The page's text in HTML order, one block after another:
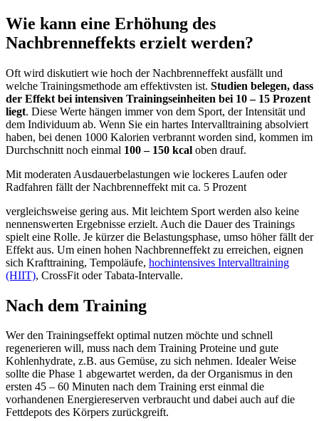
Wie kann eine Erhöhung des
Nachbrenneffekts erzielt werden?
Oft wird diskutiert wie hoch der Nachbrenneffekt ausfällt und
welche Trainingsmethode am effektivsten ist. Studien belegen, dass
der Effekt bei intensiven Trainingseinheiten bei 10 – 15 Prozent
liegt. Diese Werte hängen immer von dem Sport, der Intensität und
dem Individuum ab. Wenn Sie ein hartes Intervalltraining absolviert
haben, bei denen 1000 Kalorien verbrannt worden sind, kommen im
Durchschnitt noch einmal 100 – 150 kcal oben drauf.
Mit moderaten Ausdauerbelastungen wie lockeres Laufen oder
Radfahren fällt der Nachbrenneffekt mit ca. 5 Prozent
vergleichsweise gering aus. Mit leichtem Sport werden also keine
nennenswerten Ergebnisse erzielt. Auch die Dauer des Trainings
spielt eine Rolle. Je kürzer die Belastungsphase, umso höher fällt der
Effekt aus. Um einen hohen Nachbrenneffekt zu erreichen, eignen
sich Krafttraining, Tempoläufe, hochintensives Intervalltraining
(HIIT), CrossFit oder Tabata-Intervalle.
Nach dem Training
Wer den Trainingseffekt optimal nutzen möchte und schnell
regenerieren will, muss nach dem Training Proteine und gute
Kohlenhydrate, z.B. aus Gemüse, zu sich nehmen. Idealer Weise
sollte die Phase 1 abgewartet werden, da der Organismus in den
ersten 45 – 60 Minuten nach dem Training erst einmal die
vorhandenen Energiereserven verbraucht und dabei auch auf die
Fettdepots des Körpers zurückgreift.